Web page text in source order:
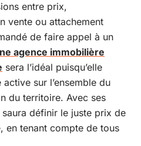
entre prix,
vente ou attachement
de faire appel à un
agence immobilière
sera l’idéal puisqu’elle
sur l’ensemble du
du territoire. Avec ses
définir le juste prix de
en tenant compte de tous